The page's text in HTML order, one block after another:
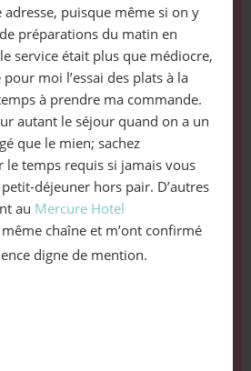
adresse, puisque même si on y
préparations du matin en
service était plus que médiocre,
moi l’essai des plats à la
à prendre ma commande.
autant le séjour quand on a un
que le mien; sachez
temps requis si jamais vous
déjeuner hors pair. D’autres
au Mercure Hotel
chaîne et m’ont confirmé
digne de mention.